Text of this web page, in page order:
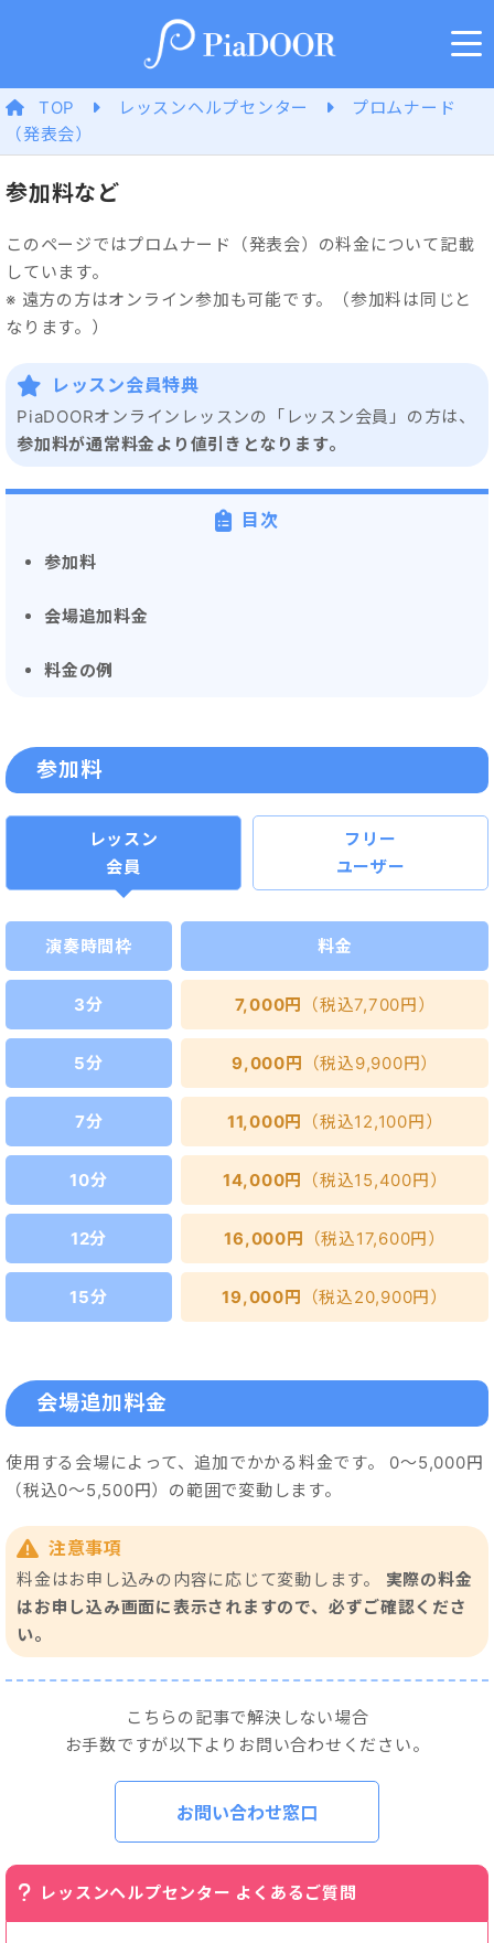
TOP レッスンヘルプセンター
プロムナード
（発表会）
参加料など
このページではプロムナード（発表会）の料金について記載
しています。
※ 遠方の方はオンライン参加も可能です。（参加料は同じと
なります。）
レッスン会員特典
PiaDOORオンラインレッスンの「レッスン会員」の方は、
参加料が通常料金より値引きとなります。
目次
参加料
会場追加料金
料金の例
参加料
レッスン
会員
演奏時間枠 料金
3分 7,000円 （税込7,700円）
5分 9,000円 （税込9,900円）
7分 11,000円 （税込12,100円）
10分 14,000円 （税込15,400円）
12分 16,000円 （税込17,600円）
15分 19,000円 （税込20,900円）
フリー
ユーザー
3分 9,000円（税込9,900円）
5分 11,000円（税込12,100円）
7分
10分 16,000円（税込17,600円）
12分 18,000円（税込19,800円）
21,000円（税込23,100円）
会場追加料金
使用する会場によって、追加でかかる料金です。 0～5,000円
（税込0～5,500円）の範囲で変動します。
注意事項
料金はお申し込みの内容に応じて変動します。 実際の料金
はお申し込み画面に表示されますので、必ずご確認くださ
い。
こちらの記事で解決しない場合
お手数ですが以下よりお問い合わせください。
お問い合わせ窓口
レッスンヘルプセンター よくあるご質問